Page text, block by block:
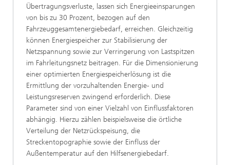
Übertragungsverluste, lassen sich Energieeinsparungen
von bis zu 30 Prozent, bezogen auf den
Fahrzeuggesamtenergiebedarf, erreichen. Gleichzeitig
können Energiespeicher zur Stabilisierung der
Netzspannung sowie zur Verringerung von Lastspitzen
im Fahrleitungsnetz beitragen. Für die Dimensionierung
einer optimierten Energiespeicherlösung ist die
Ermittlung der vorzuhaltenden Energie- und
Leistungsreserven zwingend erforderlich. Diese
Parameter sind von einer Vielzahl von Einflussfaktoren
abhängig. Hierzu zählen beispielsweise die örtliche
Verteilung der Netzrückspeisung, die
Streckentopographie sowie der Einfluss der
Außentemperatur auf den Hilfsenergiebedarf.